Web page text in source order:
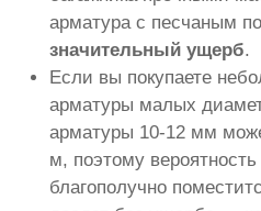
арматура с песчаным
значительный ущерб.
Если вы покупаете
арматуры малых
арматуры 10-12 мм
м, поэтому вероятность
благополучно